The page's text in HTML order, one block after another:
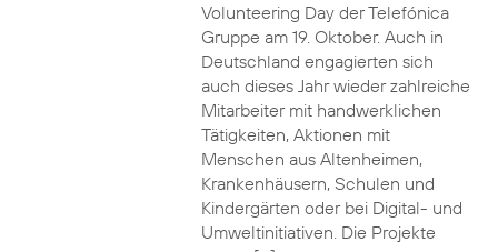
Volunteering Day der Telefónica
Gruppe am 19. Oktober. Auch in
Deutschland engagierten sich
auch dieses Jahr wieder zahlreiche
Mitarbeiter mit handwerklichen
Tätigkeiten, Aktionen mit
Menschen aus Altenheimen,
Krankenhäusern, Schulen und
Kindergärten oder bei Digital- und
Umweltinitiativen. Die Projekte